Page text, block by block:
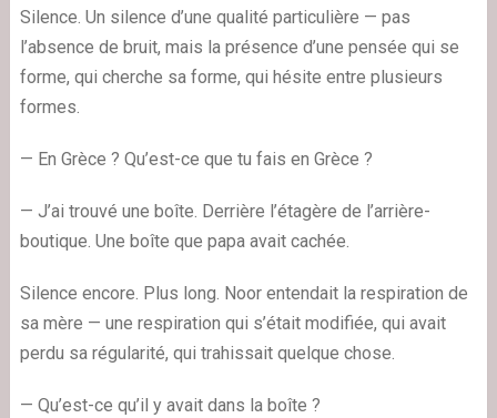
Silence. Un silence d’une qualité particulière — pas
l’absence de bruit, mais la présence d’une pensée qui se
forme, qui cherche sa forme, qui hésite entre plusieurs
formes.
— En Grèce ? Qu’est-ce que tu fais en Grèce ?
— J’ai trouvé une boîte. Derrière l’étagère de l’arrière-
boutique. Une boîte que papa avait cachée.
Silence encore. Plus long. Noor entendait la respiration de
sa mère — une respiration qui s’était modifiée, qui avait
perdu sa régularité, qui trahissait quelque chose.
— Qu’est-ce qu’il y avait dans la boîte ?